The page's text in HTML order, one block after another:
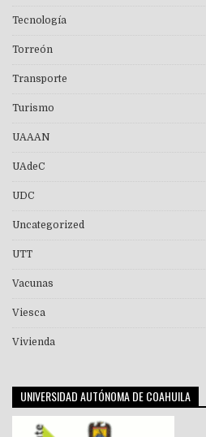
Tecnología
Torreón
Transporte
Turismo
UAAAN
UAdeC
UDC
Uncategorized
UTT
Vacunas
Viesca
Vivienda
UNIVERSIDAD AUTÓNOMA DE COAHUILA